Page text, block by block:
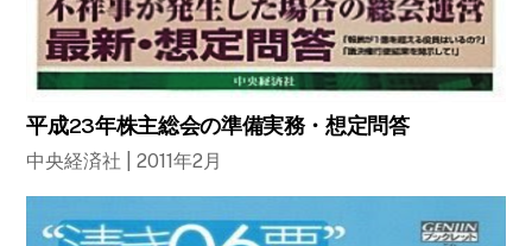
平成23年株主総会の準備実務・想定問答
中央経済社 | 2011年2月